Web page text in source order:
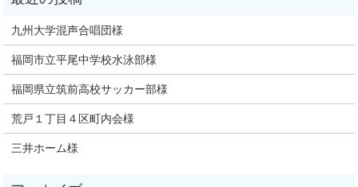
九州大学混声合唱団様
福岡市立平尾中学校水泳部様
福岡県立筑前高校サッカー部様
荒戸１丁目４区町内会様
三井ホーム様